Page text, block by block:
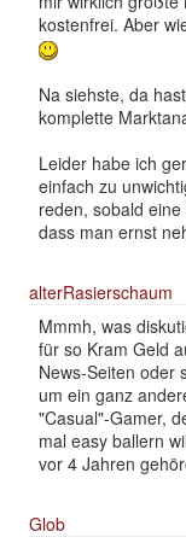
kostenfrei. Aber
Na siehste, da
komplette
Leider habe ich
einfach zu
reden, sobald
dass man ernst
alterRasierschaum
Mmmh, was
für so Kram Geld
News-Seiten oder
um ein ganz
"Casual"-Gamer,
mal easy ballern
vor 4 Jahren
Glob